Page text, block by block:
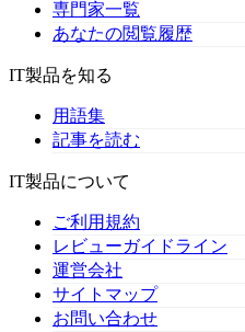
専門家一覧
あなたの閲覧履歴
IT製品を知る
用語集
記事を読む
IT製品について
ご利用規約
レビューガイドライン
運営会社
サイトマップ
お問い合わせ